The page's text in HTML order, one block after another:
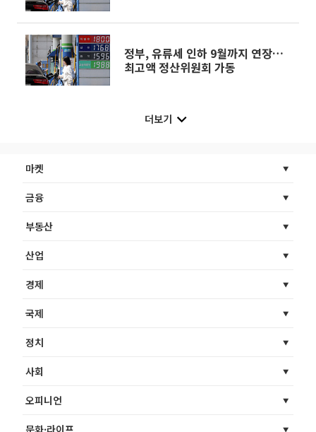
정부, 유류세 인하 9월까지 연장…
최고액 정산위원회 가동
더보기
마켓
금융
부동산
산업
경제
국제
정치
사회
오피니언
문화·라이프